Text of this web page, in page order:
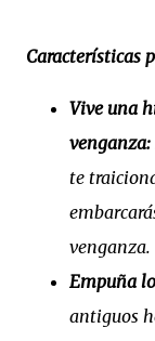
Características
Vive una
venganza:
te
venganza.
Empuña
antiguos